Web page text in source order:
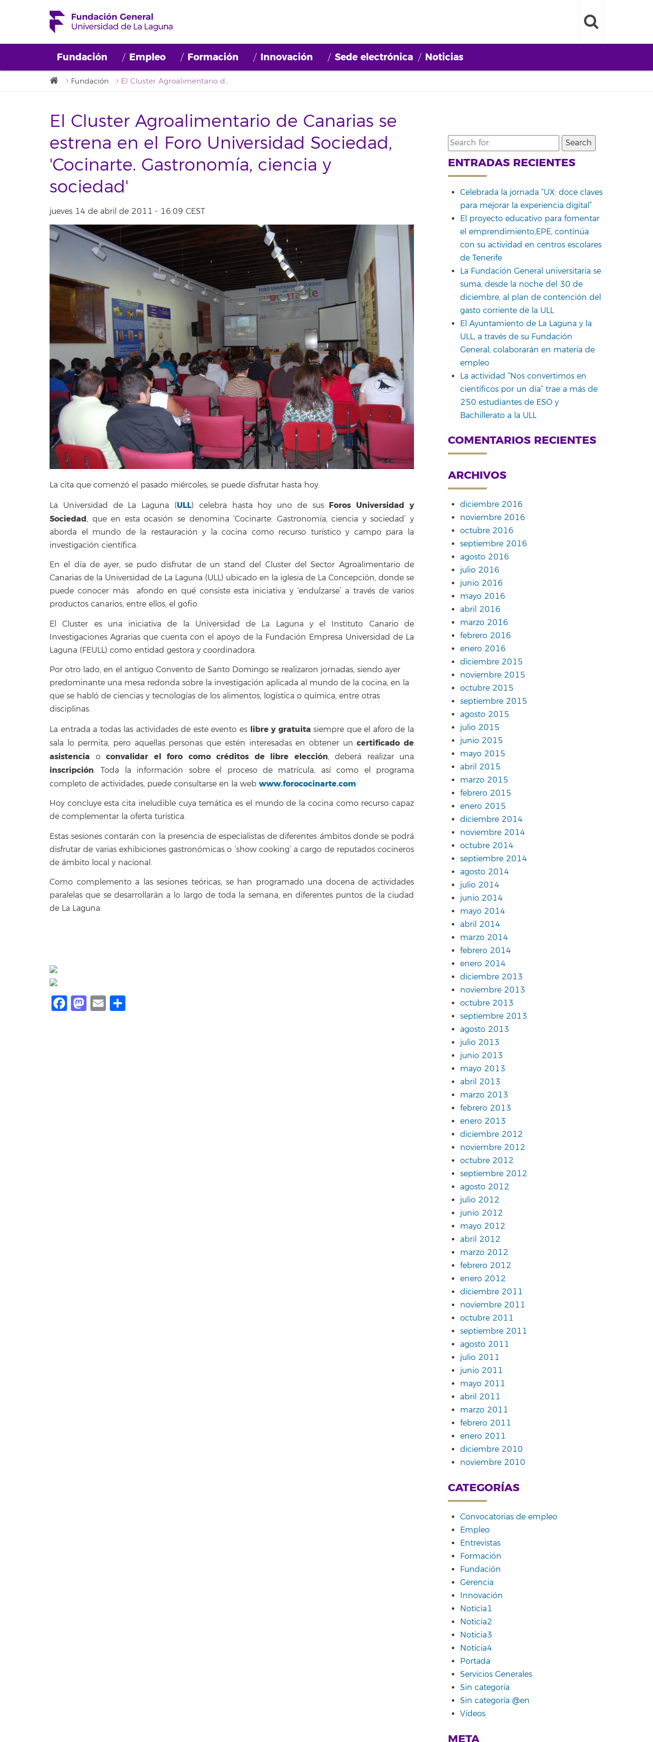
Fundación Empleo Formación Innovación Sede electrónica Noticias
Fundación El Cluster Agroalimentario de Canarias se estrena en el Foro Universidad Sociedad, 'Cocinarte. Gastronomía, ciencia y sociedad'
El Cluster Agroalimentario de Canarias se
estrena en el Foro Universidad Sociedad,
'Cocinarte. Gastronomía, ciencia y
sociedad'
jueves 14 de abril de 2011 - 16:09 CEST
La cita que comenzó el pasado miércoles, se puede disfrutar hasta hoy.
La Universidad de La Laguna (ULL) celebra hasta hoy uno de sus Foros Universidad y
Sociedad, que en esta ocasión se denomina ‘Cocinarte: Gastronomía, ciencia y sociedad’ y
aborda el mundo de la restauración y la cocina como recurso turístico y campo para la
investigación científica.
En el día de ayer, se pudo disfrutar de un stand del Cluster del Sector Agroalimentario de
Canarias de la Universidad de La Laguna (ULL) ubicado en la iglesia de La Concepción, donde se
puede conocer más afondo en qué consiste esta iniciativa y ‘endulzarse’ a través de varios
productos canarios, entre ellos, el gofio.
El Cluster es una iniciativa de la Universidad de La Laguna y el Instituto Canario de
Investigaciones Agrarias que cuenta con el apoyo de la Fundación Empresa Universidad de La
Laguna (FEULL) como entidad gestora y coordinadora.
Por otro lado, en el antiguo Convento de Santo Domingo se realizaron jornadas, siendo ayer
predominante una mesa redonda sobre la investigación aplicada al mundo de la cocina, en la
que se habló de ciencias y tecnologías de los alimentos, logística o química, entre otras
disciplinas.
La entrada a todas las actividades de este evento es libre y gratuita siempre que el aforo de la
sala lo permita, pero aquellas personas que estén interesadas en obtener uncertificado de
asistencia o convalidar el foro como créditos de libre elección, deberá realizar una
inscripción. Toda la información sobre el proceso de matrícula, así como el programa
completo de actividades, puede consultarse en la web www.forococinarte.com
Hoy concluye esta cita ineludible cuya temática es el mundo de la cocina como recurso capaz
de complementar la oferta turística.
Estas sesiones contarán con la presencia de especialistas de diferentes ámbitos donde se podrá
disfrutar de varias exhibiciones gastronómicas o ‘show cooking’ a cargo de reputados cocineros
de ámbito local y nacional.
Como complemento a las sesiones teóricas, se han programado una docena de actividades
paralelas que se desarrollarán a lo largo de toda la semana, en diferentes puntos de la ciudad
de La Laguna.
Facebook
Mastodon
Email
Search
for:
ENTRADAS RECIENTES
Celebrada la jornada “UX: doce claves
para mejorar la experiencia digital”
El proyecto educativo para fomentar
el emprendimiento,EPE, continúa
con su actividad en centros escolares
de Tenerife
La Fundación General universitaria se
suma, desde la noche del 30 de
diciembre, al plan de contención del
gasto corriente de la ULL
El Ayuntamiento de La Laguna y la
ULL, a través de su Fundación
General, colaborarán en materia de
empleo
La actividad “Nos convertimos en
científicos por un día” trae a más de
250 estudiantes de ESO y
Bachillerato a la ULL
COMENTARIOS RECIENTES
ARCHIVOS
diciembre 2016
noviembre 2016
octubre 2016
septiembre 2016
agosto 2016
julio 2016
junio 2016
mayo 2016
abril 2016
marzo 2016
febrero 2016
enero 2016
diciembre 2015
noviembre 2015
octubre 2015
septiembre 2015
agosto 2015
julio 2015
junio 2015
mayo 2015
abril 2015
marzo 2015
febrero 2015
enero 2015
diciembre 2014
noviembre 2014
octubre 2014
septiembre 2014
agosto 2014
julio 2014
junio 2014
mayo 2014
abril 2014
marzo 2014
febrero 2014
enero 2014
diciembre 2013
noviembre 2013
octubre 2013
septiembre 2013
agosto 2013
julio 2013
junio 2013
mayo 2013
abril 2013
marzo 2013
febrero 2013
enero 2013
diciembre 2012
noviembre 2012
octubre 2012
septiembre 2012
agosto 2012
julio 2012
junio 2012
mayo 2012
abril 2012
marzo 2012
febrero 2012
enero 2012
diciembre 2011
noviembre 2011
octubre 2011
septiembre 2011
agosto 2011
julio 2011
junio 2011
mayo 2011
abril 2011
marzo 2011
febrero 2011
enero 2011
diciembre 2010
noviembre 2010
CATEGORÍAS
Convocatorias de empleo
Empleo
Entrevistas
Formación
Fundación
Gerencia
Innovación
Noticia1
Noticia2
Noticia3
Noticia4
Portada
Servicios Generales
Sin categoría
Sin categoría @en
Vídeos
META